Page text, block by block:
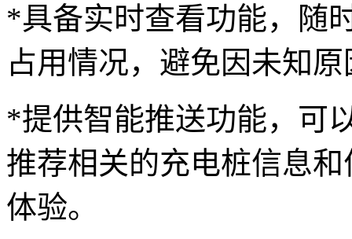
*具备实时查看功能，随
占用情况，避免因未知
*提供智能推送功能，可
推荐相关的充电桩信息
体验。